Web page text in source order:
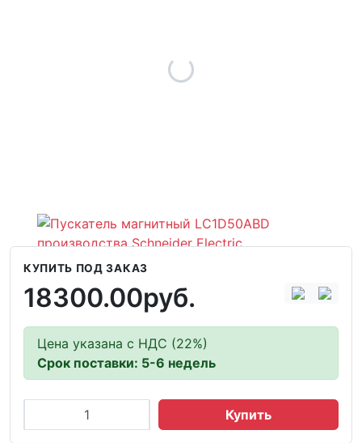
КУПИТЬ ПОД ЗАКАЗ
18300.00руб.
Цена указана с НДС (22%)
Срок поставки: 5-6 недель
Купить